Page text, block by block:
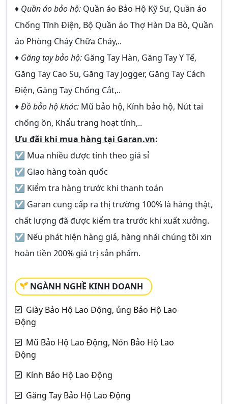
♦ Quần áo bảo hộ: Quần áo Bảo Hộ Kỹ Sư, Quần áo
Chống Tĩnh Điện, Bộ Quần áo Thợ Hàn Da Bò, Quần
áo Phòng Cháy Chữa Cháy,..
♦ Găng tay bảo hộ: Găng Tay Hàn, Găng Tay Y Tế,
Găng Tay Cao Su, Găng Tay Jogger, Găng Tay Cách
Điện, Găng Tay Chống Cắt,..
♦Đồ bảo hộ khác: Mũ bảo hộ, Kính bảo hộ, Nút tai
chống ồn, Khẩu trang hoạt tính,..
Ưu đãi khi mua hàng tại Garan.vn:
☑ Mua nhiều được tính theo giá sỉ
☑ Giao hàng toàn quốc
☑ Kiểm tra hàng trước khi thanh toán
☑ Garan cung cấp ra thị trường 100% là hàng thật,
chất lượng đã được kiểm tra trước khi xuất xưởng.
☑ Nếu phát hiện hàng giả, hàng nhái chúng tôi xin
hoàn tiền 200% giá trị sản phẩm.
NGÀNH NGHỀ KINH DOANH
Giày Bảo Hộ Lao Động, ủng Bảo Hộ Lao
Động
Mũ Bảo Hộ Lao Động, Nón Bảo Hộ Lao
Động
Kính Bảo Hộ Lao Động
Găng Tay Bảo Hộ Lao Động